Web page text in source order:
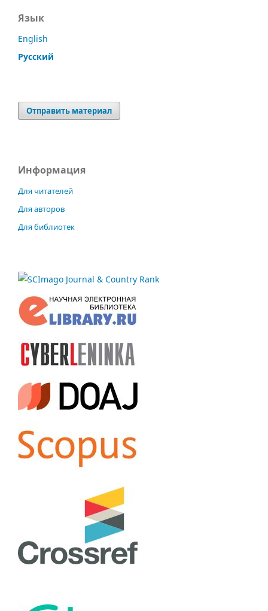
Язык
English
Русский
Отправить материал
Информация
Для читателей
Для авторов
Для библиотек